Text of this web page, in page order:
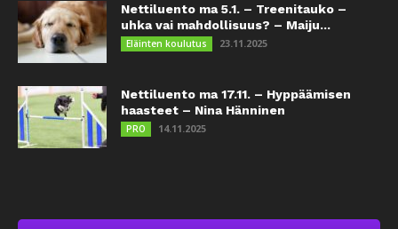
Nettiluento ma 5.1. – Treenitauko –
uhka vai mahdollisuus? – Maiju...
Eläinten koulutus 23.11.2025
Nettiluento ma 17.11. – Hyppäämisen
haasteet – Nina Hänninen
PRO 14.11.2025